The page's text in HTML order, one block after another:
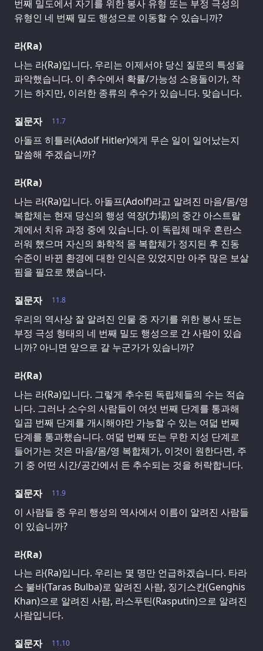
번째 밀도에서 자기를 위한 봉사 유형 또는 부정 극성의
유형인 네 번째 밀도 행성으로 이동할 수 있습니까?
라(Ra)
나는 라(Ra)입니다. 우리는 이제서야 당신 질문의 특성을
파악했습니다. 이 추수에서 확률/가능성 소용돌이가, 작
기는 하지만, 이러한 종류의 추수가 있습니다. 맞습니다.
11.7
질문자
아돌프 히틀러(Adolf Hitler)에게 무슨 일이 일어났는지
말씀해 주겠습니까?
라(Ra)
나는 라(Ra)입니다. 아돌프(Adolf)라고 알려진 마음/몸/영
복합체는 현재 당신의 행성 역장(力場)의 중간 아스트랄
계에서 치유 과정 중에 있습니다. 이 독립체 매우 혼란스
러워 했으며 자신의 화학적 몸 복합체가 정지된 후 진동
수준이 바뀐 환경에 대한 인식은 있었지만 아주 많은 보살
핌을 필요로 했습니다.
11.8
질문자
우리의 역사상 잘 알려진 인물 중 자기를 위한 봉사 또는
부정 극성 형태의 네 번째 밀도 행성으로 간 사람이 있습
니까? 아니면 앞으로 갈 누군가가 있습니까?
라(Ra)
나는 라(Ra)입니다. 그렇게 추수된 독립체들의 수는 적습
니다. 그러나 소수의 사람들이 여섯 번째 단계를 통과해
일곱 번째 단계를 개시해야만 가능할 수 있는 여덟 번째
단계를 통과했습니다. 여덟 번째 또는 무한 지성 단계로
들어가는 것은 마음/몸/영 복합체가, 이것이 원한다면, 주
기 중 어떤 시간/공간에서 든 추수되는 것을 허락합니다.
11.9
질문자
이 사람들 중 우리 행성의 역사에서 이름이 알려진 사람들
이 있습니까?
라(Ra)
나는 라(Ra)입니다. 우리는 몇 명만 언급하겠습니다. 타라
스 불바(Taras Bulba)로 알려진 사람, 징기스칸(Genghis
Khan)으로 알려진 사람, 라스푸틴(Rasputin)으로 알려진
사람입니다.
11.10
질문자